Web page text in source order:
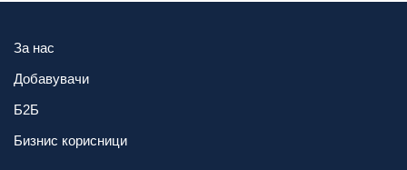
За нас
Добавувачи
Б2Б
Бизнис корисници